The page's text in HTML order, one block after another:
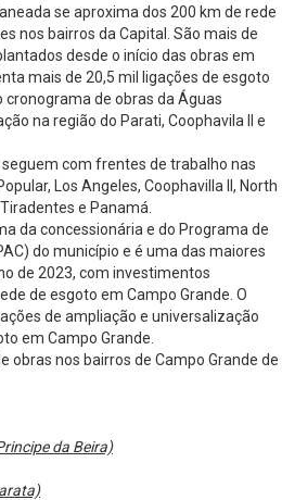
se aproxima dos 200 km de rede
nos bairros da Capital. São mais de
desde o início das obras em
mais de 20,5 mil ligações de esgoto
de obras da Águas
na região do Parati, Coophavila II e
com frentes de trabalho nas
Los Angeles, Coophavilla II, North
e Panamá.
da concessionária e do Programa de
do município e é uma das maiores
de 2023, com investimentos
de esgoto em Campo Grande. O
de ampliação e universalização
em Campo Grande.
obras nos bairros de Campo Grande de
da Beira)